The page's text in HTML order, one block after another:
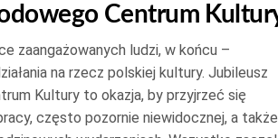
Centrum
zaangażowanych ludzi, w końcu –
na rzecz polskiej kultury. Jubileusz
Kultury to okazja, by przyjrzeć się
często pozornie niewidocznej, a także